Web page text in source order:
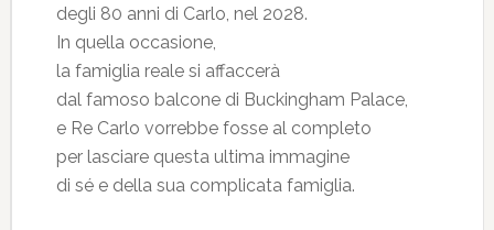
degli 80 anni di Carlo, nel 2028.
In quella occasione,
la famiglia reale si affaccerà
dal famoso balcone di Buckingham Palace,
e Re Carlo vorrebbe fosse al completo
per lasciare questa ultima immagine
di sé e della sua complicata famiglia.